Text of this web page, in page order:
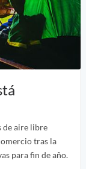
de aire libre
tras la
para fin de año.